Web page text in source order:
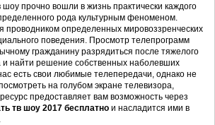
прочно вошли в жизнь практически каждого
рода культурным феноменом.
проводником определенных мировоззренческих
поведения. Просмотр телепрограмм
гражданину разрядиться после тяжелого
и найти решение собственных наболевших
есть свои любимые телепередачи, однако не
на голубом экране телевизора,
предоставляет вам возможность через
тв шоу 2017 бесплатно и насладится ими в